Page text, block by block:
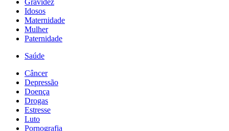
Gravidez
Idosos
Maternidade
Mulher
Paternidade
Saúde
Câncer
Depressão
Doença
Drogas
Estresse
Luto
Pornografia